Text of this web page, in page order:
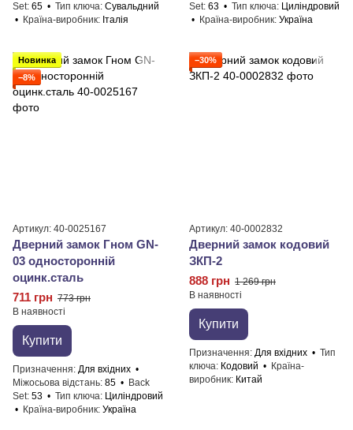
Set 65 Тип ключа Сувальдний
Країна-виробник
Італія
Set 63 Тип ключа Циліндровий
Країна-виробник Україна
Новинка
−8%
Артикул: 40-0025167
Дверний замок Гном GN-
03 односторонній
оцинк.сталь
711 грн 773 грн
В наявності
Купити
Призначення Для вхідних
Міжосьова відстань 85
Back
Set 53 Тип ключа Циліндровий
Країна-виробник Україна
−30%
Артикул: 40-0002832
Дверний замок кодовий
ЗКП-2
888 грн 1 269 грн
В наявності
Купити
Призначення Для вхідних
Тип
ключа Кодовий
Країна-
виробник Китай